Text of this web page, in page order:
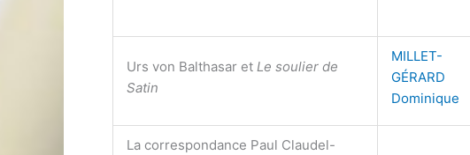
Urs von Balthasar et Le soulier de
Satin
MILLET-
GÉRARD
Dominique
La correspondance Paul Claudel-